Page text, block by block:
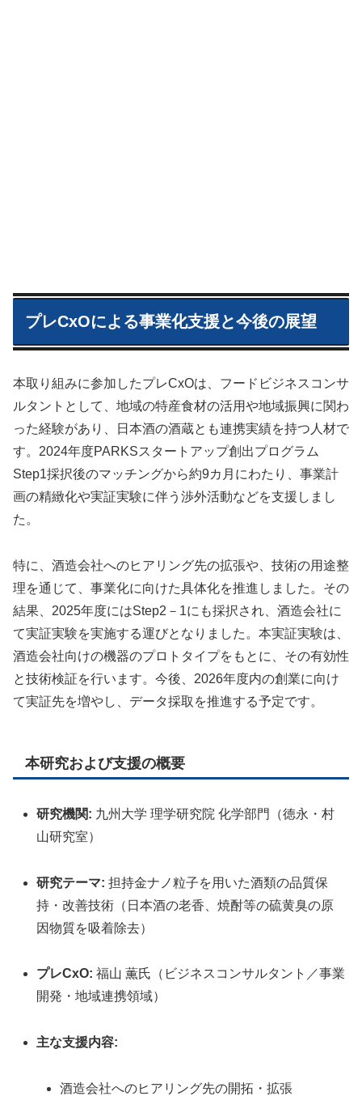
プレCxOによる事業化支援と今後の展望
本取り組みに参加したプレCxOは、フードビジネスコンサ
ルタントとして、地域の特産食材の活用や地域振興に関わ
った経験があり、日本酒の酒蔵とも連携実績を持つ人材で
す。2024年度PARKSスタートアップ創出プログラム
Step1採択後のマッチングから約9カ月にわたり、事業計
画の精緻化や実証実験に伴う渉外活動などを支援しまし
た。
特に、酒造会社へのヒアリング先の拡張や、技術の用途整
理を通じて、事業化に向けた具体化を推進しました。その
結果、2025年度にはStep2－1にも採択され、酒造会社に
て実証実験を実施する運びとなりました。本実証実験は、
酒造会社向けの機器のプロトタイプをもとに、その有効性
と技術検証を行います。今後、2026年度内の創業に向け
て実証先を増やし、データ採取を推進する予定です。
本研究および支援の概要
研究機関: 九州大学 理学研究院 化学部門（徳永・村
山研究室）
研究テーマ: 担持金ナノ粒子を用いた酒類の品質保
持・改善技術（日本酒の老香、焼酎等の硫黄臭の原
因物質を吸着除去）
プレCxO: 福山 薫氏（ビジネスコンサルタント／事業
開発・地域連携領域）
主な支援内容:
酒造会社へのヒアリング先の開拓・拡張